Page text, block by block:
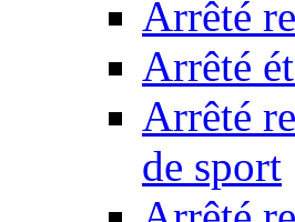
Arrêté
Arrêté
Arrêté
de sport